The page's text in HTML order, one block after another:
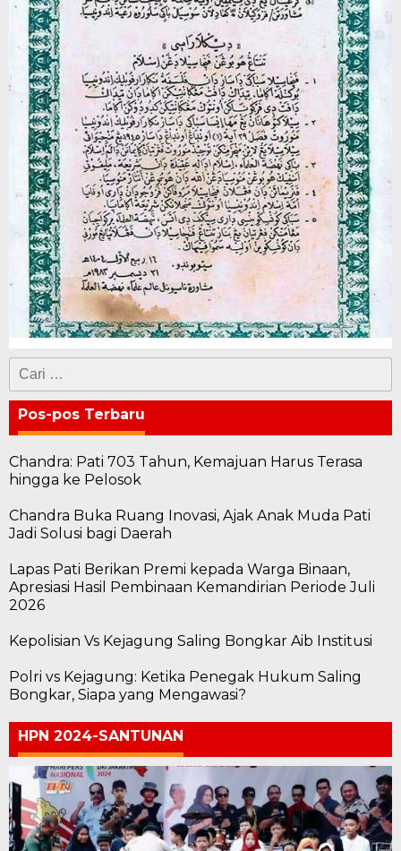
Cari
untuk:
Pos-pos Terbaru
Chandra: Pati 703 Tahun, Kemajuan Harus Terasa
hingga ke Pelosok
Chandra Buka Ruang Inovasi, Ajak Anak Muda Pati
Jadi Solusi bagi Daerah
Lapas Pati Berikan Premi kepada Warga Binaan,
Apresiasi Hasil Pembinaan Kemandirian Periode Juli
2026
Kepolisian Vs Kejagung Saling Bongkar Aib Institusi
Polri vs Kejagung: Ketika Penegak Hukum Saling
Bongkar, Siapa yang Mengawasi?
HPN 2024-SANTUNAN